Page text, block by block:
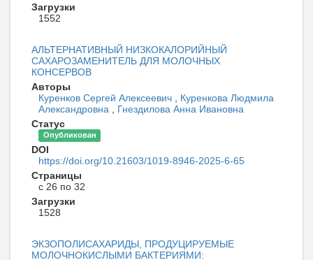
Загрузки
1552
АЛЬТЕРНАТИВНЫЙ НИЗКОКАЛОРИЙНЫЙ
САХАРОЗАМЕНИТЕЛЬ ДЛЯ МОЛОЧНЫХ
КОНСЕРВОВ
Авторы
Куренков Сергей Алексеевич
Куренкова Людмила
Александровна
Гнездилова Анна Ивановна
Статус
Опубликован
DOI
https://doi.org/10.21603/1019-8946-2025-6-65
Страницы
с 26 по 32
Загрузки
1528
ЭКЗОПОЛИСАХАРИДЫ, ПРОДУЦИРУЕМЫЕ
МОЛОЧНОКИСЛЫМИ БАКТЕРИЯМИ: